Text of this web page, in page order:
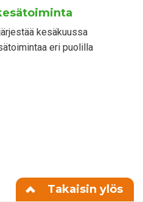
kesäkuussa
eri puolilla
Takaisin ylös